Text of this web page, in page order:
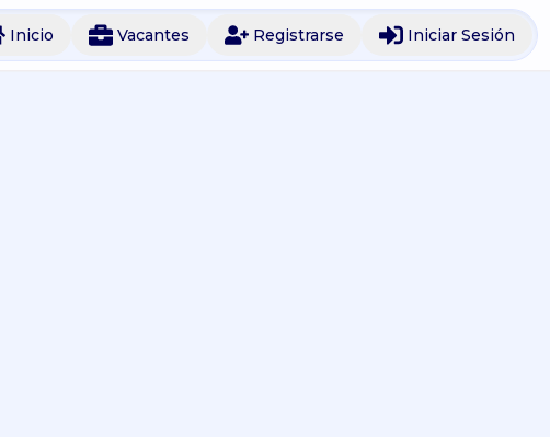
Inicio Vacantes Registrarse Iniciar Sesión